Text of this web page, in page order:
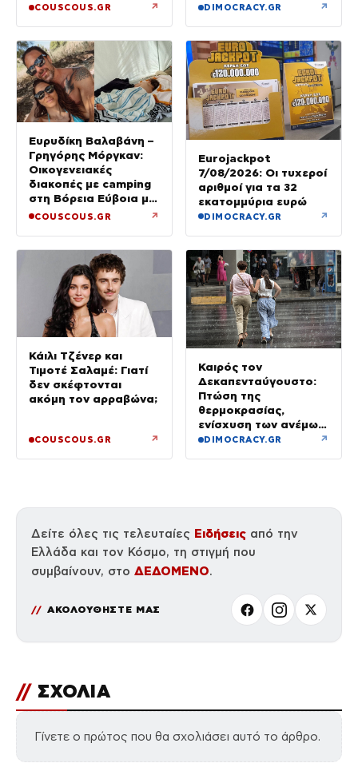
COUSCOUS.GR ↗ DIMOCRACY.GR ↗
Ευρυδίκη Βαλαβάνη –
Γρηγόρης Μόργκαν:
Οικογενειακές
διακοπές με camping
στη Βόρεια Εύβοια με
τον ενός έτους γιο
COUSCOUS.GR ↗
Eurojackpot
7/08/2026: Οι τυχεροί
αριθμοί για τα 32
εκατομμύρια ευρώ
DIMOCRACY.GR ↗
Κάιλι Τζένερ και
Τιμοτέ Σαλαμέ: Γιατί
δεν σκέφτονται
ακόμη τον αρραβώνα;
COUSCOUS.GR ↗
Καιρός τον
Δεκαπενταύγουστο:
Πτώση της
θερμοκρασίας,
ενίσχυση των ανέμων
και καταιγίδες όπου
DIMOCRACY.GR ↗
Δείτε όλες τις τελευταίες Ειδήσεις από την
Ελλάδα και τον Κόσμο, τη στιγμή που
συμβαίνουν, στο ΔΕΔΟΜΕΝΟ.
ΑΚΟΛΟΥΘΗΣΤΕ ΜΑΣ
// ΣΧΟΛΙΑ
Γίνετε ο πρώτος που θα σχολιάσει αυτό το άρθρο.